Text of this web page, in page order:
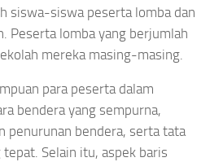
siswa-siswa peserta lomba dan
Peserta lomba yang berjumlah
mereka masing-masing.
para peserta dalam
bendera yang sempurna,
penurunan bendera, serta tata
Selain itu, aspek baris